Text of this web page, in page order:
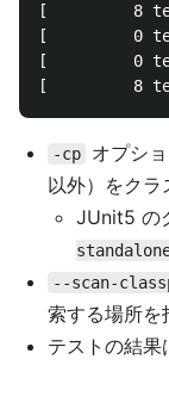
[         8
[         0
[         0
-cp
オプシ
以外）をクラ
JUnit5 の
--scan-
索する場所を
テストの結果